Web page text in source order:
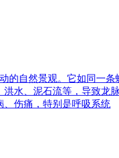
自然景观。它如同一
水、泥石流等，导致龙
、伤痛，特别是呼吸系统